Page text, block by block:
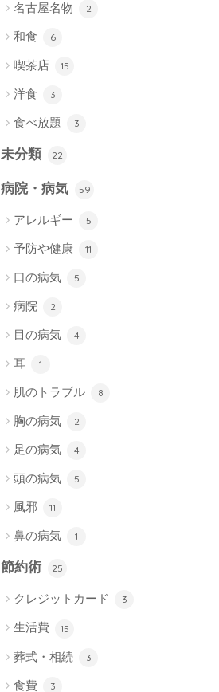
名古屋名物 2
和食 6
喫茶店 15
洋食 3
食べ放題 3
未分類 22
病院・病気 59
アレルギー 5
予防や健康 11
口の病気 5
病院 2
目の病気 4
耳 1
肌のトラブル 8
胸の病気 2
足の病気 4
頭の病気 5
風邪 11
鼻の病気 1
節約術 25
クレジットカード 3
生活費 15
葬式・相続 3
食費 3